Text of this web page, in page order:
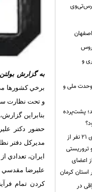
به گزارش بولتن
برخي كشورها
و تحت نظارت
حضور دكتر
مديركل دفتر
ايران، تعدادي
عليرضا مقدسي
پرس‌تی‌وی
و
ملی و
پشت‌پرده
وزارت اطلاعات: شناسایی و دستگیری ۲۱ نفر از
تروریستی
و بازداشت ۴ نفر از اعضای
کرمان
در